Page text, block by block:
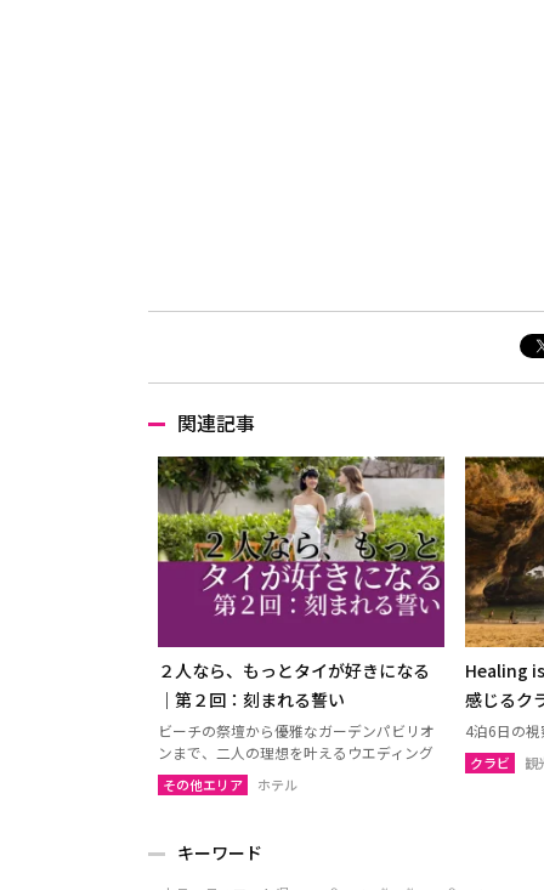
関連記事
２人なら、もっとタイが好きになる
｜第２回：刻まれる誓い
ビーチの祭壇から優雅なガーデンパビリオ
ンまで、二人の理想を叶えるウエディング
その他エリア ホテル
Healing
感じるク
4泊6日の
クラビ 観
キーワード